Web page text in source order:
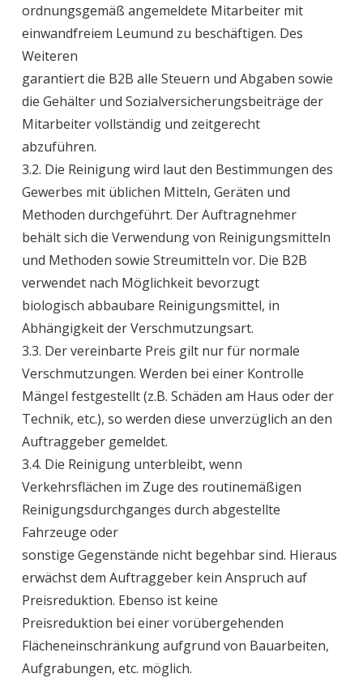
ordnungsgemäß angemeldete Mitarbeiter mit
einwandfreiem Leumund zu beschäftigen. Des
Weiteren
garantiert die B2B alle Steuern und Abgaben sowie
die Gehälter und Sozialversicherungsbeiträge der
Mitarbeiter vollständig und zeitgerecht
abzuführen.
3.2. Die Reinigung wird laut den Bestimmungen des
Gewerbes mit üblichen Mitteln, Geräten und
Methoden durchgeführt. Der Auftragnehmer
behält sich die Verwendung von Reinigungsmitteln
und Methoden sowie Streumitteln vor. Die B2B
verwendet nach Möglichkeit bevorzugt
biologisch abbaubare Reinigungsmittel, in
Abhängigkeit der Verschmutzungsart.
3.3. Der vereinbarte Preis gilt nur für normale
Verschmutzungen. Werden bei einer Kontrolle
Mängel festgestellt (z.B. Schäden am Haus oder der
Technik, etc.), so werden diese unverzüglich an den
Auftraggeber gemeldet.
3.4. Die Reinigung unterbleibt, wenn
Verkehrsflächen im Zuge des routinemäßigen
Reinigungsdurchganges durch abgestellte
Fahrzeuge oder
sonstige Gegenstände nicht begehbar sind. Hieraus
erwächst dem Auftraggeber kein Anspruch auf
Preisreduktion. Ebenso ist keine
Preisreduktion bei einer vorübergehenden
Flächeneinschränkung aufgrund von Bauarbeiten,
Aufgrabungen, etc. möglich.